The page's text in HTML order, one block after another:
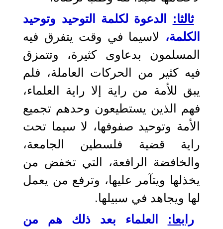
ثالثا: الدعوة لكلمة التوحيد وتوحيد
الكلمة، لاسيما في وقت يتفرق فيه
المسلمون بدعاوى كثيرة، وتتمزق
فيه كثير من الحركات العاملة، فلم
يبق للأمة من راية إلا راية العلماء،
فهم الذين يستطيعون وحدهم تجميع
الأمة وتوحيد صفوفها، لا سيما تحت
راية قضية فلسطين الجامعة،
والخافضة الرافعة، التي تخفض من
يخذلها ويتآمر عليها، وترفع من يعمل
لها ويجاهد في سبيلها.
رابعا: العلماء بعد ذلك هم من